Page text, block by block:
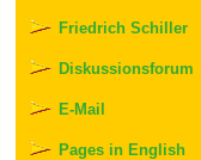
Friedrich Schiller
Diskussionsforum
E-Mail
Pages in English